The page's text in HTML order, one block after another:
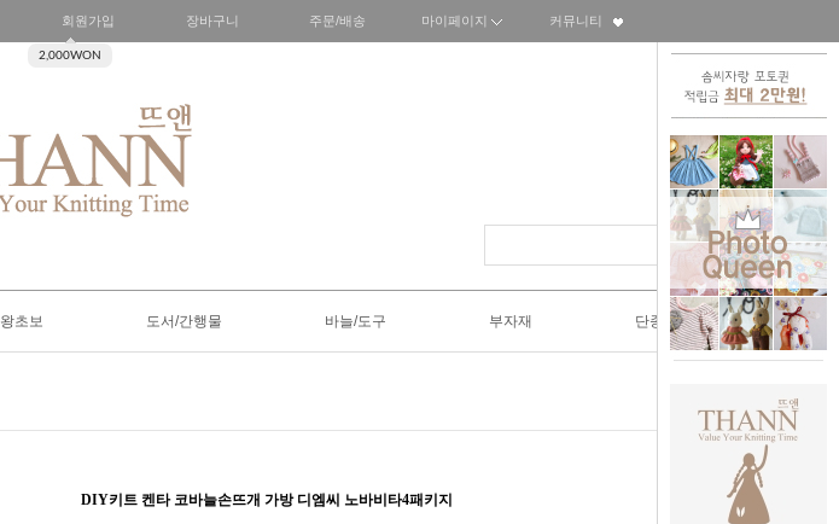
회원가입
2,000WON
장바구니 주문/배송 마이페이지 커뮤니티
왕초보 도서/간행물 바늘/도구 부자재 단종SALE50%
DIY키트 켄타 코바늘손뜨개 가방 디엠씨 노바비타4패키지